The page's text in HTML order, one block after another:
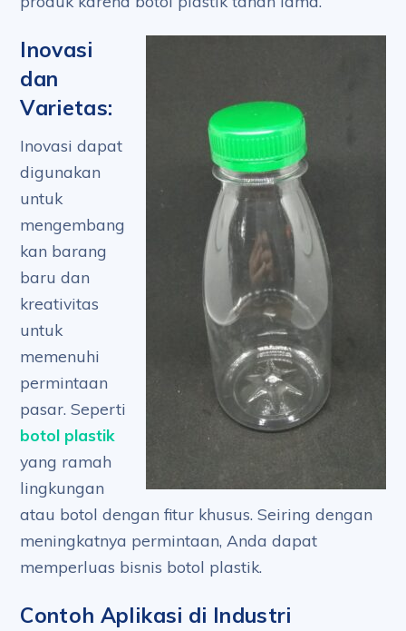
Inovasi
dan
Varietas:
Inovasi dapat
digunakan
untuk
mengembang
kan barang
baru dan
kreativitas
untuk
memenuhi
permintaan
pasar. Seperti
botol plastik
yang ramah
lingkungan
atau botol dengan fitur khusus. Seiring dengan
meningkatnya permintaan, Anda dapat
memperluas bisnis botol plastik.
Contoh Aplikasi di Industri